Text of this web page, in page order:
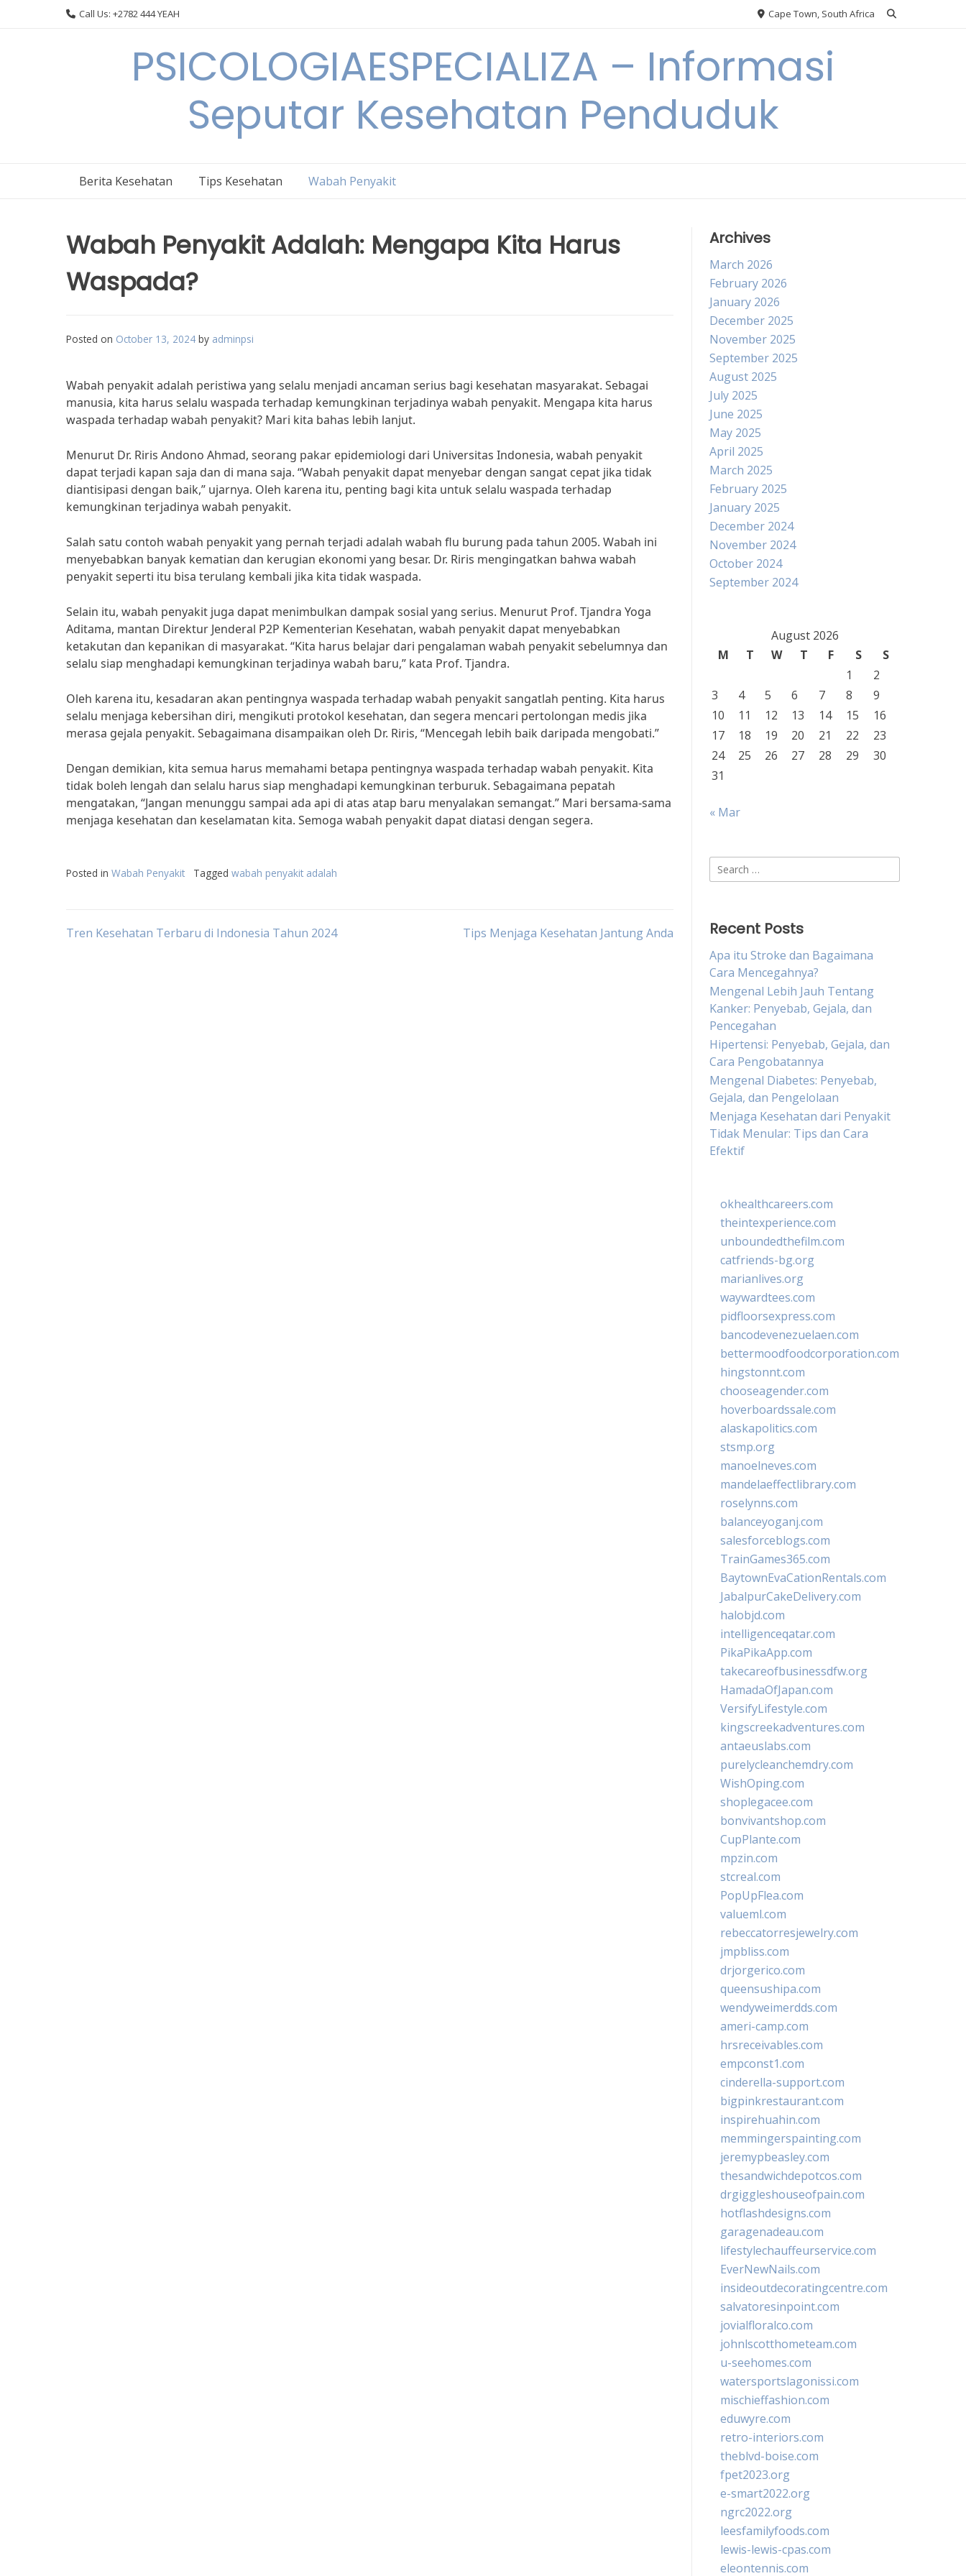
Call Us: +2782 444 YEAH Cape Town, South Africa
PSICOLOGIAESPECIALIZA – Informasi
Seputar Kesehatan Penduduk
Berita Kesehatan Tips Kesehatan Wabah Penyakit
Wabah Penyakit Adalah: Mengapa Kita Harus
Waspada?
Posted on October 13, 2024 by adminpsi
Wabah penyakit adalah peristiwa yang selalu menjadi ancaman serius bagi kesehatan masyarakat. Sebagai
manusia, kita harus selalu waspada terhadap kemungkinan terjadinya wabah penyakit. Mengapa kita harus
waspada terhadap wabah penyakit? Mari kita bahas lebih lanjut.
Menurut Dr. Riris Andono Ahmad, seorang pakar epidemiologi dari Universitas Indonesia, wabah penyakit
dapat terjadi kapan saja dan di mana saja. “Wabah penyakit dapat menyebar dengan sangat cepat jika tidak
diantisipasi dengan baik,” ujarnya. Oleh karena itu, penting bagi kita untuk selalu waspada terhadap
kemungkinan terjadinya wabah penyakit.
Salah satu contoh wabah penyakit yang pernah terjadi adalah wabah flu burung pada tahun 2005. Wabah ini
menyebabkan banyak kematian dan kerugian ekonomi yang besar. Dr. Riris mengingatkan bahwa wabah
penyakit seperti itu bisa terulang kembali jika kita tidak waspada.
Selain itu, wabah penyakit juga dapat menimbulkan dampak sosial yang serius. Menurut Prof. Tjandra Yoga
Aditama, mantan Direktur Jenderal P2P Kementerian Kesehatan, wabah penyakit dapat menyebabkan
ketakutan dan kepanikan di masyarakat. “Kita harus belajar dari pengalaman wabah penyakit sebelumnya dan
selalu siap menghadapi kemungkinan terjadinya wabah baru,” kata Prof. Tjandra.
Oleh karena itu, kesadaran akan pentingnya waspada terhadap wabah penyakit sangatlah penting. Kita harus
selalu menjaga kebersihan diri, mengikuti protokol kesehatan, dan segera mencari pertolongan medis jika
merasa gejala penyakit. Sebagaimana disampaikan oleh Dr. Riris, “Mencegah lebih baik daripada mengobati.”
Dengan demikian, kita semua harus memahami betapa pentingnya waspada terhadap wabah penyakit. Kita
tidak boleh lengah dan selalu harus siap menghadapi kemungkinan terburuk. Sebagaimana pepatah
mengatakan, “Jangan menunggu sampai ada api di atas atap baru menyalakan semangat.” Mari bersama-sama
menjaga kesehatan dan keselamatan kita. Semoga wabah penyakit dapat diatasi dengan segera.
Posted in Wabah Penyakit Tagged wabah penyakit adalah
Post
Tren Kesehatan Terbaru di Indonesia Tahun 2024 Tips Menjaga Kesehatan Jantung Anda
Archives
March 2026
February 2026
January 2026
December 2025
November 2025
September 2025
August 2025
July 2025
June 2025
May 2025
April 2025
March 2025
February 2025
January 2025
December 2024
November 2024
October 2024
September 2024
August 2026
M
T W T F S
S
1
2
3
4 5 6 7 8
9
10
11 12 13 14 15
16
17
18 19 20 21 22
23
24
25 26 27 28 29
30
31
« Mar
Search
for:
Recent Posts
Apa itu Stroke dan Bagaimana
Cara Mencegahnya?
Mengenal Lebih Jauh Tentang
Kanker: Penyebab, Gejala, dan
Pencegahan
Hipertensi: Penyebab, Gejala, dan
Cara Pengobatannya
Mengenal Diabetes: Penyebab,
Gejala, dan Pengelolaan
Menjaga Kesehatan dari Penyakit
Tidak Menular: Tips dan Cara
Efektif
okhealthcareers.com
theintexperience.com
unboundedthefilm.com
catfriends-bg.org
marianlives.org
waywardtees.com
pidfloorsexpress.com
bancodevenezuelaen.com
bettermoodfoodcorporation.com
hingstonnt.com
chooseagender.com
hoverboardssale.com
alaskapolitics.com
stsmp.org
manoelneves.com
mandelaeffectlibrary.com
roselynns.com
balanceyoganj.com
salesforceblogs.com
TrainGames365.com
BaytownEvaCationRentals.com
JabalpurCakeDelivery.com
halobjd.com
intelligenceqatar.com
PikaPikaApp.com
takecareofbusinessdfw.org
HamadaOfJapan.com
VersifyLifestyle.com
kingscreekadventures.com
antaeuslabs.com
purelycleanchemdry.com
WishOping.com
shoplegacee.com
bonvivantshop.com
CupPlante.com
mpzin.com
stcreal.com
PopUpFlea.com
valueml.com
rebeccatorresjewelry.com
jmpbliss.com
drjorgerico.com
queensushipa.com
wendyweimerdds.com
ameri-camp.com
hrsreceivables.com
empconst1.com
cinderella-support.com
bigpinkrestaurant.com
inspirehuahin.com
memmingerspainting.com
jeremypbeasley.com
thesandwichdepotcos.com
drgiggleshouseofpain.com
hotflashdesigns.com
garagenadeau.com
lifestylechauffeurservice.com
EverNewNails.com
insideoutdecoratingcentre.com
salvatoresinpoint.com
jovialfloralco.com
johnlscotthometeam.com
u-seehomes.com
watersportslagonissi.com
mischieffashion.com
eduwyre.com
retro-interiors.com
theblvd-boise.com
fpet2023.org
e-smart2022.org
ngrc2022.org
leesfamilyfoods.com
lewis-lewis-cpas.com
eleontennis.com